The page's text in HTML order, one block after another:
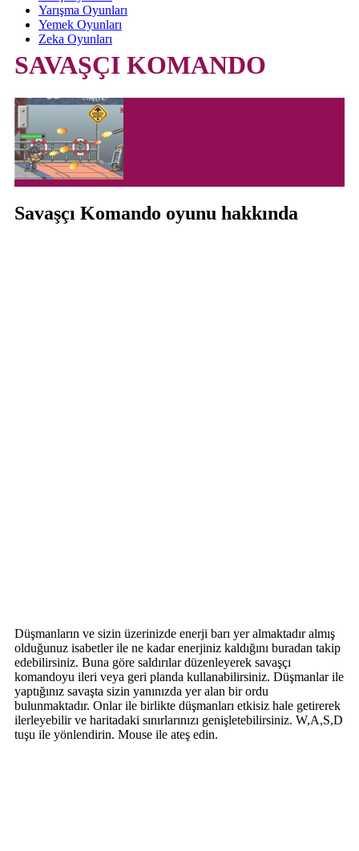
Yarışma Oyunları
Yemek Oyunları
Zeka Oyunları
SAVAŞÇI KOMANDO
Savaşçı Komando oyunu hakkında
Düşmanların ve sizin üzerinizde enerji barı yer almaktadır almış
olduğunuz isabetler ile ne kadar enerjiniz kaldığını buradan takip
edebilirsiniz. Buna göre saldırılar düzenleyerek savaşçı
komandoyu ileri veya geri planda kullanabilirsiniz. Düşmanlar ile
yaptığınız savaşta sizin yanınızda yer alan bir ordu
bulunmaktadır. Onlar ile birlikte düşmanları etkisiz hale getirerek
ilerleyebilir ve haritadaki sınırlarınızı genişletebilirsiniz. W,A,S,D
tuşu ile yönlendirin. Mouse ile ateş edin.